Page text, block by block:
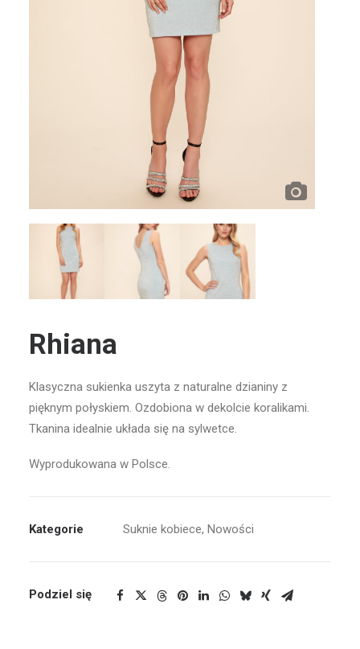
Rhiana
Klasyczna sukienka uszyta z naturalne dzianiny z
pięknym połyskiem. Ozdobiona w dekolcie koralikami.
Tkanina idealnie układa się na sylwetce.
Wyprodukowana w Polsce.
Kategorie Suknie kobiece, Nowości
Podziel się